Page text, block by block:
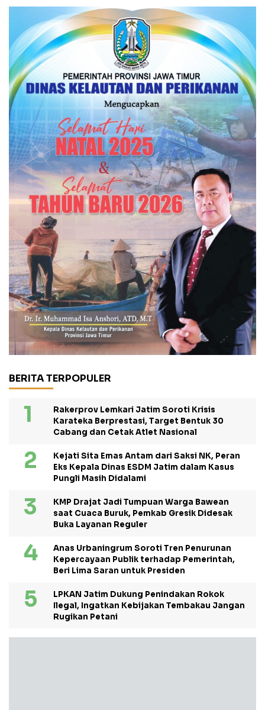
BERITA TERPOPULER
Rakerprov Lemkari Jatim Soroti Krisis
Karateka Berprestasi, Target Bentuk 30
Cabang dan Cetak Atlet Nasional
Kejati Sita Emas Antam dari Saksi NK, Peran
Eks Kepala Dinas ESDM Jatim dalam Kasus
Pungli Masih Didalami
KMP Drajat Jadi Tumpuan Warga Bawean
saat Cuaca Buruk, Pemkab Gresik Didesak
Buka Layanan Reguler
Anas Urbaningrum Soroti Tren Penurunan
Kepercayaan Publik terhadap Pemerintah,
Beri Lima Saran untuk Presiden
LPKAN Jatim Dukung Penindakan Rokok
Ilegal, Ingatkan Kebijakan Tembakau Jangan
Rugikan Petani